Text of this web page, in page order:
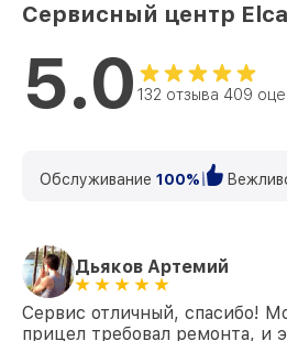
Сервисный центр
5.0 132 отзыва 409
Обслуживание 100%
Дьяков Артемий
Сервис отличный, спасибо!
прицел требовал ремонта, и